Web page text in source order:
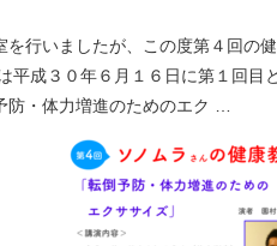
を行いましたが、この度第４回の
平成３０年６月１６日に第１回目
防・体力増進のためのエク …